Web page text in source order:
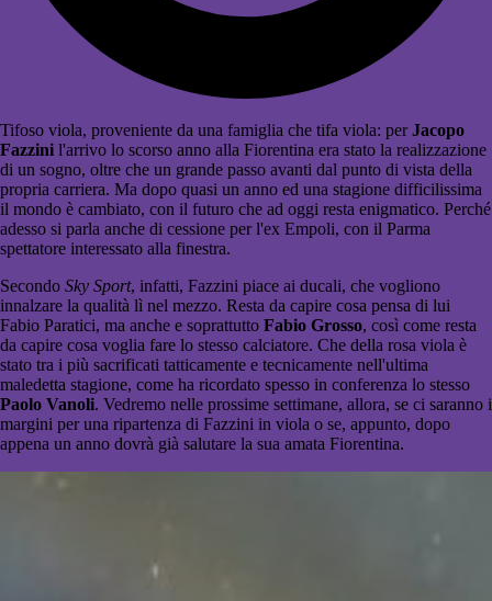
Tifoso viola, proveniente da una famiglia che tifa viola: perJacopo
Fazzini l'arrivo lo scorso anno alla Fiorentina era stato la realizzazione
di un sogno, oltre che un grande passo avanti dal punto di vista della
propria carriera. Ma dopo quasi un anno ed una stagione difficilissima
il mondo è cambiato, con il futuro che ad oggi resta enigmatico. Perché
adesso si parla anche di cessione per l'ex Empoli, con il Parma
spettatore interessato alla finestra.
Secondo Sky Sport, infatti, Fazzini piace ai ducali, che vogliono
innalzare la qualità lì nel mezzo. Resta da capire cosa pensa di lui
Fabio Paratici, ma anche e soprattutto Fabio Grosso, così come resta
da capire cosa voglia fare lo stesso calciatore. Che della rosa viola è
stato tra i più sacrificati tatticamente e tecnicamente nell'ultima
maledetta stagione, come ha ricordato spesso in conferenza lo stesso
Paolo Vanoli. Vedremo nelle prossime settimane, allora, se ci saranno i
margini per una ripartenza di Fazzini in viola o se, appunto, dopo
appena un anno dovrà già salutare la sua amata Fiorentina.